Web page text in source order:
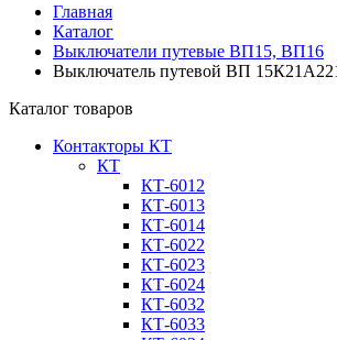
Главная
Каталог
Выключатели путевые ВП15, ВП16
Выключатель путевой ВП
Каталог товаров
Контакторы КТ
КТ
КТ-6012
КТ-6013
КТ-6014
КТ-6022
КТ-6023
КТ-6024
КТ-6032
КТ-6033